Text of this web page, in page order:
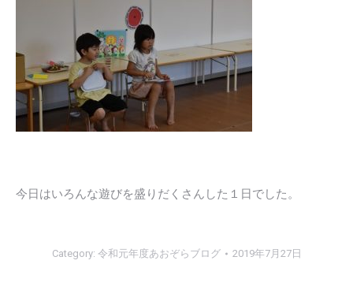
今日はいろんな遊びを盛りだくさんした１日でした。
Category: 令和元年度あおぞらブログ 2019年7月27日